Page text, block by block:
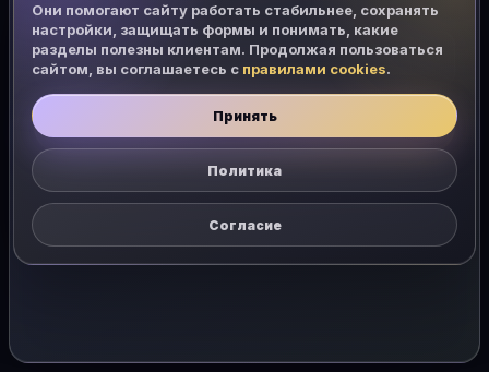
Пароль
Открыть чат
Они помогают сайту работать стабильнее, сохранять
настройки, защищать формы и понимать, какие
разделы полезны клиентам. Продолжая пользоваться
сайтом, вы соглашаетесь с правилами cookies.
Принять
Политика
Согласие